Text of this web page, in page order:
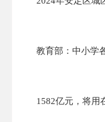
1582亿元，将用